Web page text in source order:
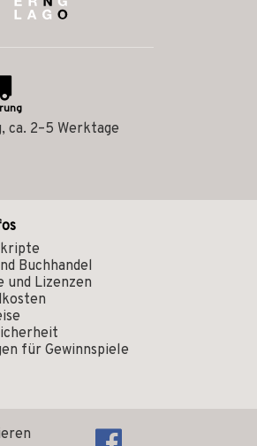
ca. 2–5 Werktage
Buchhandel
und Lizenzen
für Gewinnspiele